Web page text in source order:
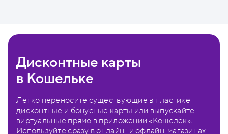
Дисконтные карты
в Кошельке
Легко переносите существующие в пластике
дисконтные и бонусные карты или выпускайте
виртуальные прямо в приложении «Кошелёк».
Используйте сразу в онлайн- и офлайн-магазинах.